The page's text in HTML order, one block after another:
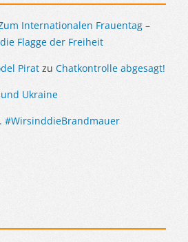
Internationalen Frauentag –
Flagge der Freiheit
Pirat zu Chatkontrolle abgesagt!
und Ukraine
#WirsinddieBrandmauer